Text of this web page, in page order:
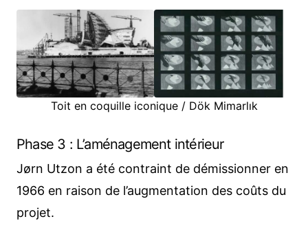
Toit en coquille iconique / Dök Mimarlık
Phase 3 : L’aménagement intérieur
Jørn Utzon a été contraint de démissionner en
1966 en raison de l’augmentation des coûts du
projet.